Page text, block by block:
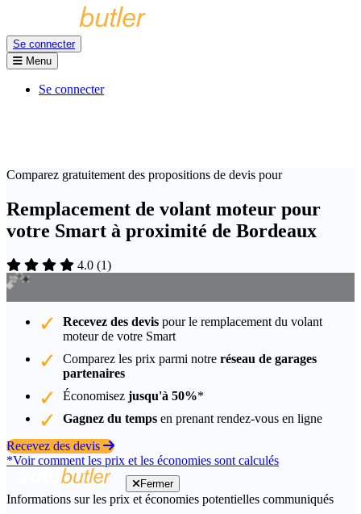
Se connecter
Menu
Se connecter
Comparez gratuitement des propositions de devis pour
Remplacement de volant moteur pour
votre Smart à proximité de Bordeaux
4.0 (1)
Recevez des devis pour le remplacement du volant
moteur de votre Smart
Comparez les prix parmi notre réseau de garages
partenaires
Économisez jusqu'à 50%*
Gagnez du temps en prenant rendez-vous en ligne
Recevez des devis
*Voir comment les prix et les économies sont calculés
Fermer
Informations sur les prix et économies potentielles communiqués